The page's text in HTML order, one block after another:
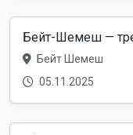
Бейт-Шемеш —
Бейт Шемеш
05.11.2025